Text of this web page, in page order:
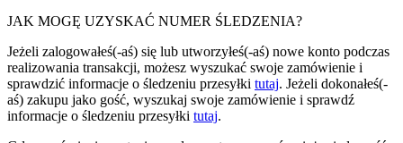
JAK MOGĘ UZYSKAĆ NUMER ŚLEDZENIA?
Jeżeli zalogowałeś(-aś) się lub utworzyłeś(-aś) nowe konto podczas
realizowania transakcji, możesz wyszukać swoje zamówienie i
sprawdzić informacje o śledzeniu przesyłki tutaj. Jeżeli dokonałeś(-
aś) zakupu jako gość, wyszukaj swoje zamówienie i sprawdź
informacje o śledzeniu przesyłki tutaj.